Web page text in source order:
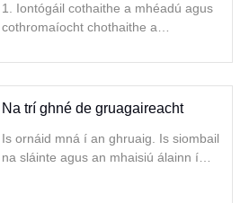
1. Iontógáil cothaithe a mhéadú agus
cothromaíocht chothaithe a
leordhóthanach, tá vitimín A, D, C
agus roinnt substaintí
neamhorgánacha mar ion
Na trí ghné de gruagaireacht
Is ornáid mná í an ghruaig. Is siombail
na sláinte agus an mhaisiú álainn í